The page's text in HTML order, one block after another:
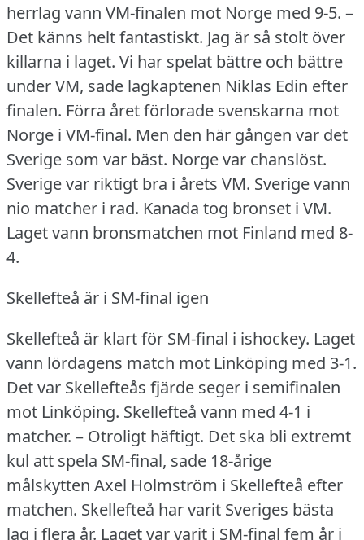
herrlag vann VM-finalen mot Norge med 9-5. –
Det känns helt fantastiskt. Jag är så stolt över
killarna i laget. Vi har spelat bättre och bättre
under VM, sade lagkaptenen Niklas Edin efter
finalen. Förra året förlorade svenskarna mot
Norge i VM-final. Men den här gången var det
Sverige som var bäst. Norge var chanslöst.
Sverige var riktigt bra i årets VM. Sverige vann
nio matcher i rad. Kanada tog bronset i VM.
Laget vann bronsmatchen mot Finland med 8-
4.
Skellefteå är i SM-final igen
Skellefteå är klart för SM-final i ishockey. Laget
vann lördagens match mot Linköping med 3-1.
Det var Skellefteås fjärde seger i semifinalen
mot Linköping. Skellefteå vann med 4-1 i
matcher. – Otroligt häftigt. Det ska bli extremt
kul att spela SM-final, sade 18-årige
målskytten Axel Holmström i Skellefteå efter
matchen. Skellefteå har varit Sveriges bästa
lag i flera år. Laget var varit i SM-final fem år i